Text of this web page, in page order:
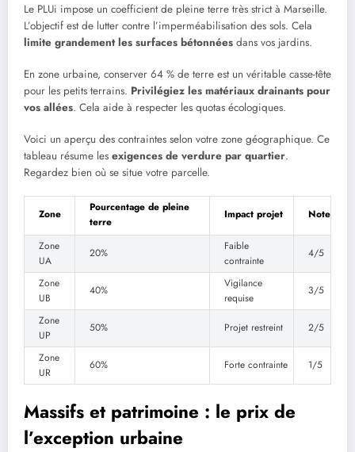
Le PLUi impose un coefficient de pleine terre très strict à Marseille.
L’objectif est de lutter contre l’imperméabilisation des sols. Cela
limite grandement les surfaces bétonnées dans vos jardins.
En zone urbaine, conserver 64 % de terre est un véritable casse-tête
pour les petits terrains. Privilégiez les matériaux drainants pour
vos allées. Cela aide à respecter les quotas écologiques.
Voici un aperçu des contraintes selon votre zone géographique. Ce
tableau résume les exigences de verdure par quartier.
Regardez bien où se situe votre parcelle.
Zone
Pourcentage de pleine
terre
Impact projet Note
Zone
UA
20%
Faible
contrainte
4/5
Zone
UB
40%
Vigilance
requise
3/5
Zone
UP
50% Projet restreint 2/5
Zone
UR
60% Forte contrainte 1/5
Massifs et patrimoine : le prix de
l’exception urbaine